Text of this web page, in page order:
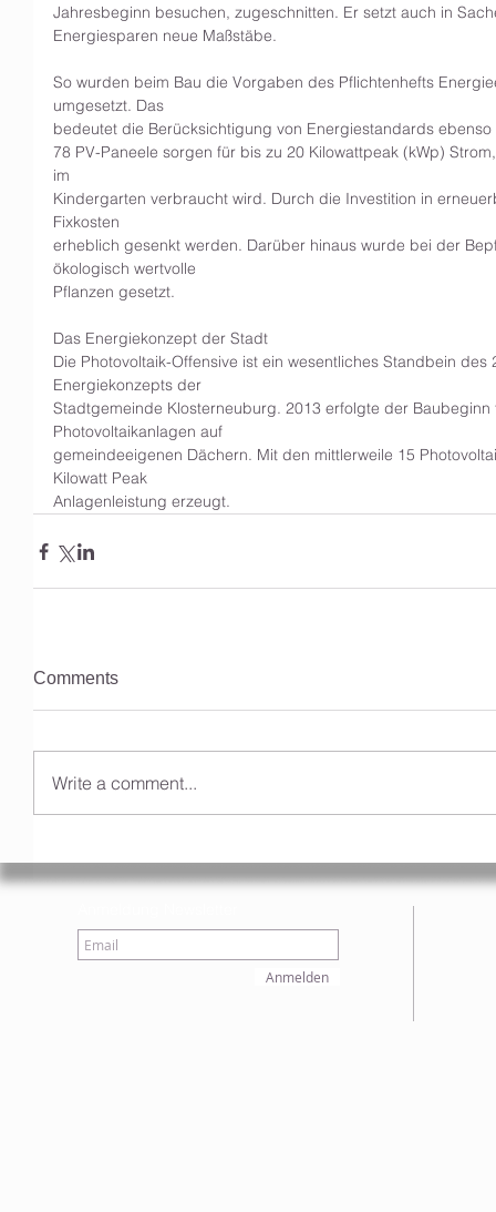
Jahresbeginn besuchen, zugeschnitten. Er setzt auch in
Energiesparen neue Maßstäbe.
So wurden beim Bau die Vorgaben des Pflichtenhefts
umgesetzt. Das
bedeutet die Berücksichtigung von Energiestandards
78 PV-Paneele sorgen für bis zu 20 Kilowattpeak (kWp)
im
Kindergarten verbraucht wird. Durch die Investition in
Fixkosten
erheblich gesenkt werden. Darüber hinaus wurde bei der
ökologisch wertvolle
Pflanzen gesetzt.
Das Energiekonzept der Stadt
Die Photovoltaik-Offensive ist ein wesentliches Standbein
Energiekonzepts der
Stadtgemeinde Klosterneuburg. 2013 erfolgte der
Photovoltaikanlagen auf
gemeindeeigenen Dächern. Mit den mittlerweile 15
Kilowatt Peak
Anlagenleistung erzeugt.
Comments
Write a comment...
Anmelden